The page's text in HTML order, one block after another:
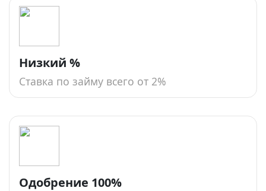
Низкий %
Ставка по займу всего от 2%
Одобрение 100%